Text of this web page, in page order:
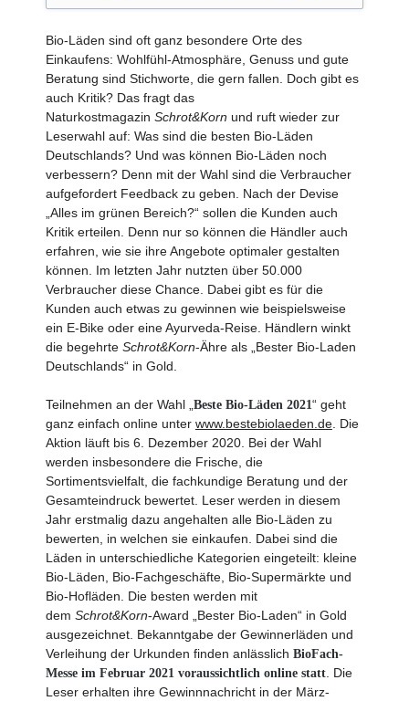
Bio-Läden sind oft ganz besondere Orte des
Einkaufens: Wohlfühl-Atmosphäre, Genuss und gute
Beratung sind Stichworte, die gern fallen. Doch gibt es
auch Kritik? Das fragt das
Naturkostmagazin Schrot&Korn und ruft wieder zur
Leserwahl auf: Was sind die besten Bio-Läden
Deutschlands? Und was können Bio-Läden noch
verbessern? Denn mit der Wahl sind die Verbraucher
aufgefordert Feedback zu geben. Nach der Devise
„Alles im grünen Bereich?“ sollen die Kunden auch
Kritik erteilen. Denn nur so können die Händler auch
erfahren, wie sie ihre Angebote optimaler gestalten
können. Im letzten Jahr nutzten über 50.000
Verbraucher diese Chance. Dabei gibt es für die
Kunden auch etwas zu gewinnen wie beispielsweise
ein E-Bike oder eine Ayurveda-Reise. Händlern winkt
die begehrte Schrot&Korn-Ähre als „Bester Bio-Laden
Deutschlands“ in Gold.
Teilnehmen an der Wahl „ Beste Bio-Läden 2021“ geht
ganz einfach online unter www.bestebiolaeden.de. Die
Aktion läuft bis 6. Dezember 2020. Bei der Wahl
werden insbesondere die Frische, die
Sortimentsvielfalt, die fachkundige Beratung und der
Gesamteindruck bewertet. Leser werden in diesem
Jahr erstmalig dazu angehalten alle Bio-Läden zu
bewerten, in welchen sie einkaufen. Dabei sind die
Läden in unterschiedliche Kategorien eingeteilt: kleine
Bio-Läden, Bio-Fachgeschäfte, Bio-Supermärkte und
Bio-Hofläden. Die besten werden mit
dem Schrot&Korn-Award „Bester Bio-Laden“ in Gold
ausgezeichnet. Bekanntgabe der Gewinnerläden und
Verleihung der Urkunden finden anlässlich BioFach-
Messe im Februar 2021 voraussichtlich online statt. Die
Leser erhalten ihre Gewinnnachricht in der März-